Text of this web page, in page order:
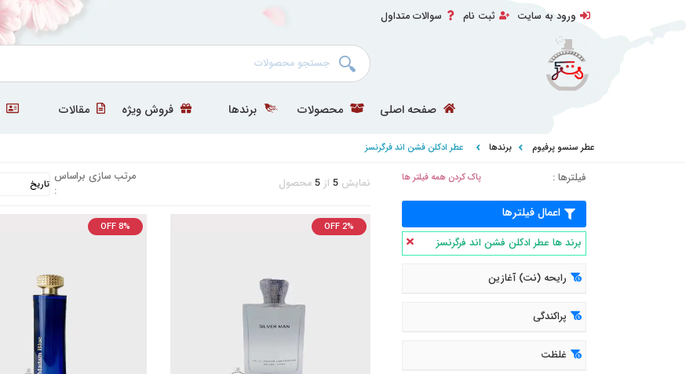
ورود به سایت ثبت نام سوالات متداول
صفحه اصلی محصولات برندها فروش ویژه مقالات
عطر سنسو پرفیوم برندها عطر ادکلن فشن اند فرگرنسز
نمایش 5 از 5 محصول
مرتب سازی براساس
:
OFF 2%
OFF 8%
فیلترها : پاک کردن همه فیلتر ها
اعمال فیلترها
برند ها عطر ادکلن فشن اند فرگرنسز
رایحه (نت) آغازین
پراکندگی
غلظت